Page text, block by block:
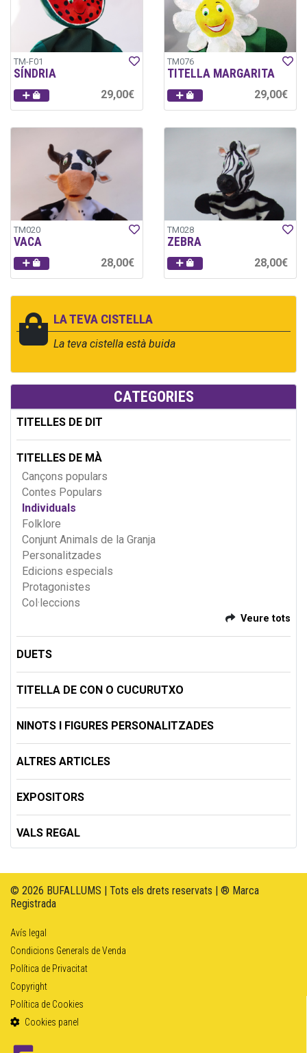
LA TEVA CISTELLA
La teva cistella està buida
CATEGORIES
TITELLES DE DIT
TITELLES DE MÀ
Cançons populars
Contes Populars
Individuals
Folklore
Conjunt Animals de la Granja
Personalitzades
Edicions especials
Protagonistes
Col·leccions
Veure tots
DUETS
TITELLA DE CON O CUCURUTXO
NINOTS I FIGURES PERSONALITZADES
ALTRES ARTICLES
EXPOSITORS
VALS REGAL
TM-F01
SÍNDRIA
29,00€
TM076
TITELLA MARGARITA
29,00€
TM020
VACA
28,00€
TM028
ZEBRA
28,00€
© 2026 BUFALLUMS | Tots els drets reservats | ® Marca
Registrada
Avís legal
Condicions Generals de Venda
Política de Privacitat
Copyright
Política de Cookies
Cookies panel